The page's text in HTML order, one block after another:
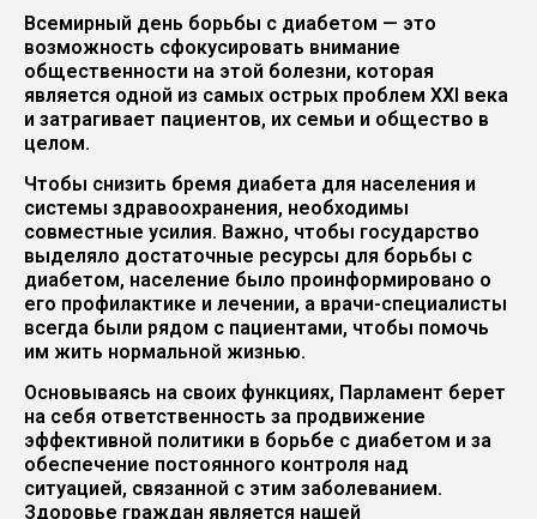
Всемирный день борьбы с диабетом — это
возможность сфокусировать внимание
общественности на этой болезни, которая
является одной из самых острых проблем XXI века
и затрагивает пациентов, их семьи и общество в
целом.
Чтобы снизить бремя диабета для населения и
системы здравоохранения, необходимы
совместные усилия. Важно, чтобы государство
выделяло достаточные ресурсы для борьбы с
диабетом, население было проинформировано о
его профилактике и лечении, а врачи-специалисты
всегда были рядом с пациентами, чтобы помочь
им жить нормальной жизнью.
Основываясь на своих функциях, Парламент берет
на себя ответственность за продвижение
эффективной политики в борьбе с диабетом и за
обеспечение постоянного контроля над
ситуацией, связанной с этим заболеванием.
Здоровье граждан является нашей